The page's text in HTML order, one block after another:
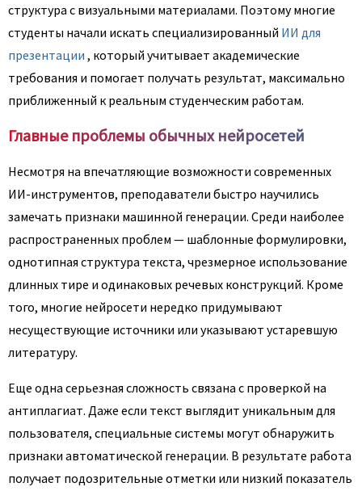
структура с визуальными материалами. Поэтому многие
студенты начали искать специализированный ИИ для
презентации , который учитывает академические
требования и помогает получать результат, максимально
приближенный к реальным студенческим работам.
Главные проблемы обычных нейросетей
Несмотря на впечатляющие возможности современных
ИИ-инструментов, преподаватели быстро научились
замечать признаки машинной генерации. Среди наиболее
распространенных проблем — шаблонные формулировки,
однотипная структура текста, чрезмерное использование
длинных тире и одинаковых речевых конструкций. Кроме
того, многие нейросети нередко придумывают
несуществующие источники или указывают устаревшую
литературу.
Еще одна серьезная сложность связана с проверкой на
антиплагиат. Даже если текст выглядит уникальным для
пользователя, специальные системы могут обнаружить
признаки автоматической генерации. В результате работа
получает подозрительные отметки или низкий показатель